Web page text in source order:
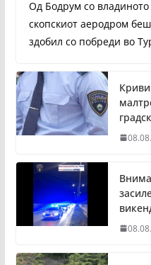
Од Бодрум со
скопскиот аеродром
здобил со побреди во